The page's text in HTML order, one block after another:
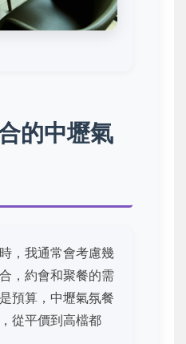
的中壢氣
，我通常會考慮幾
，約會和聚餐的需
預算，中壢氣氛餐
從平價到高檔都